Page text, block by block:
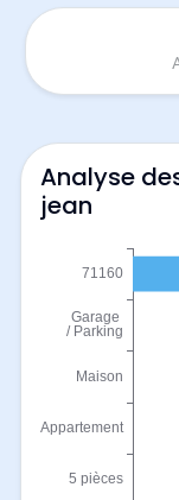
Analyse
jean